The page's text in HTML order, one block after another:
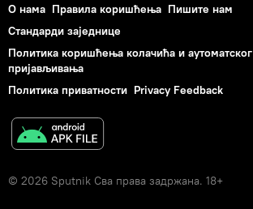
О нама Правила коришћења Пишите нам
Стандарди заједнице
Политика коришћења колачића и аутоматског
пријављивања
Политика приватности Privacy Feedback
© 2026 Sputnik Сва права задржана. 18+